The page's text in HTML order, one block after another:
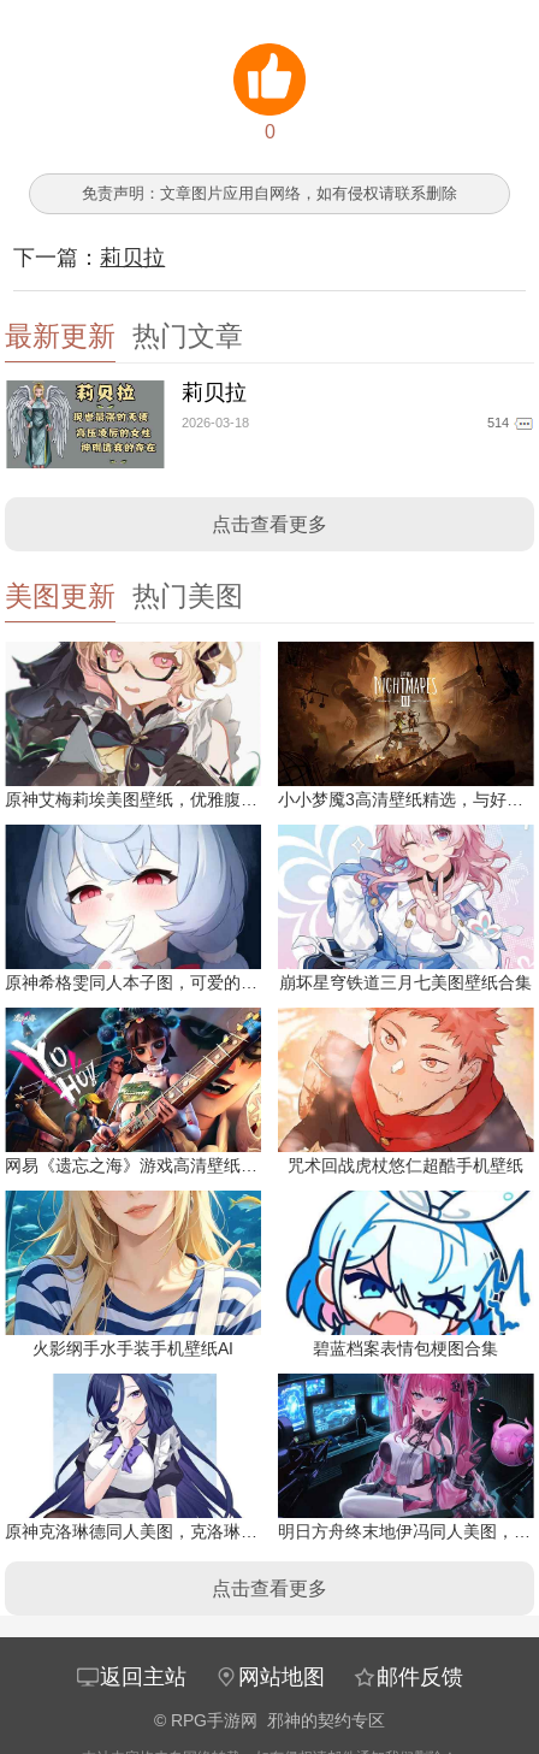
0
免责声明：文章图片应用自网络，如有侵权请联系删除
下一篇： 莉贝拉
最新更新 热门文章
莉贝拉
2026-03-18 514
点击查看更多
美图更新 热门美图
小小梦魇3高清壁纸精选，与好友一同面对恐惧
崩坏星穹铁道三月七美图壁纸合集
咒术回战虎杖悠仁超酷手机壁纸
火影纲手水手装手机壁纸AI 碧蓝档案表情包梗图合集
点击查看更多
返回主站 网站地图 邮件反馈
© RPG手游网 邪神的契约专区